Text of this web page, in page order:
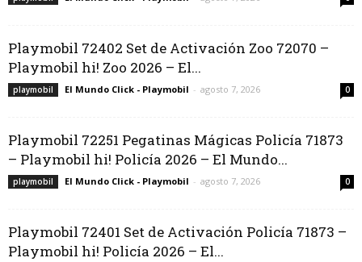
Playmobil 72402 Set de Activación Zoo 72070 –
Playmobil hi! Zoo 2026 – El...
playmobil El Mundo Click - Playmobil - agosto 7, 2026 0
Playmobil 72251 Pegatinas Mágicas Policía 71873
– Playmobil hi! Policía 2026 – El Mundo...
playmobil El Mundo Click - Playmobil - agosto 7, 2026 0
Playmobil 72401 Set de Activación Policía 71873 –
Playmobil hi! Policía 2026 – El...